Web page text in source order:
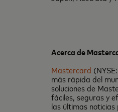
Acerca de
Mastercard
más rápida del
soluciones de
fáciles, seguras y
las últimas